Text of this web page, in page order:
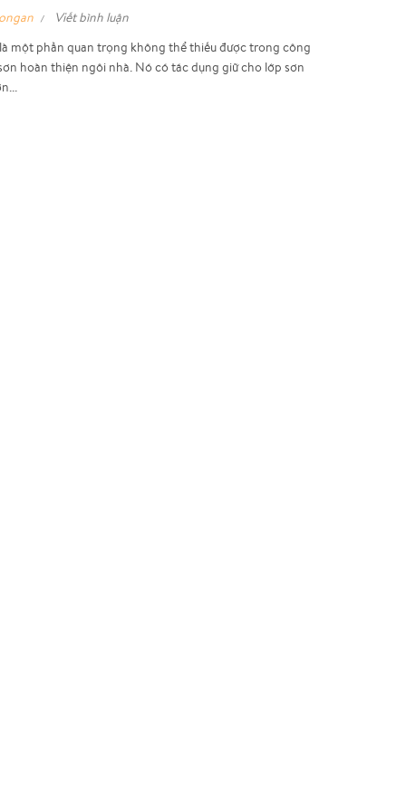
Viết bình luận
một phần quan trọng không thể thiếu được trong công
hoàn thiện ngôi nhà. Nó có tác dụng giữ cho lớp sơn